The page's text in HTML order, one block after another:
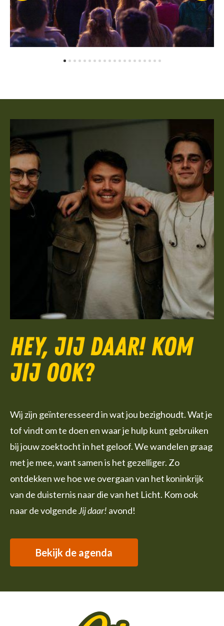
Hey, jij daar! Kom
jij ook?
Wij zijn geïnteresseerd in wat jou bezighoudt. Wat je
tof vindt om te doen en waar je hulp kunt gebruiken
bij jouw zoektocht in het geloof. We wandelen graag
met je mee, want samen is het gezelliger. Zo
ontdekken we hoe we overgaan van het koninkrijk
van de duisternis naar die van het Licht. Kom ook
naar de volgendeJij daar! avond!
Bekijk de agenda